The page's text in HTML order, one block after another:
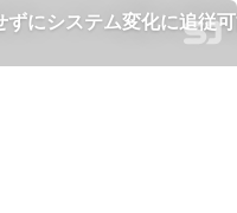
にシステム変化に追従